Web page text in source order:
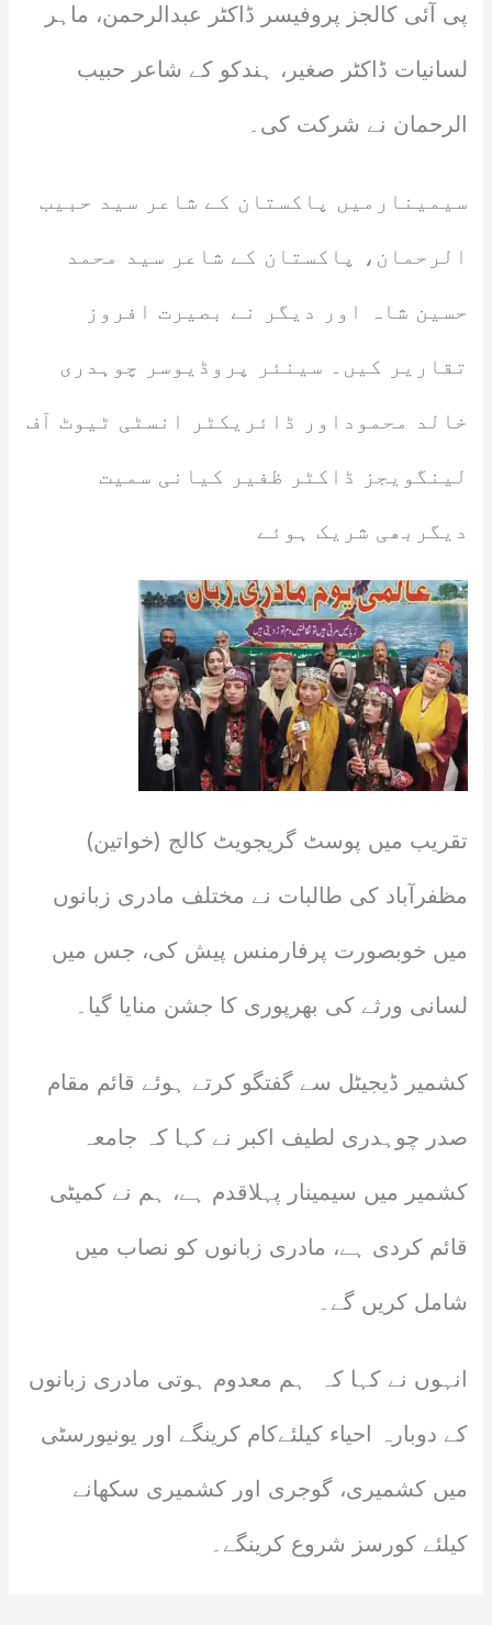
پی آئی کالجز پروفیسر ڈاکٹر عبدالرحمن، ماہر
لسانیات ڈاکٹر صغیر، ہندکو کے شاعر حبیب
الرحمان نے شرکت کی۔
سیمینارمیں پاکستان کے شاعر سید حبیب
الرحمان، پاکستان کے شاعر سید محمد
حسین شاہ اور دیگر نے بصیرت افروز
تقاریر کیں۔ سینئر پروڈیوسر چوہدری
خالد محموداور ڈائریکٹر انسٹی ٹیوٹ آف
لینگویجز ڈاکٹر ظفیر کیانی سمیت
دیگربھی شریک ہوئے
تقریب میں پوسٹ گریجویٹ کالج (خواتین)
مظفرآباد کی طالبات نے مختلف مادری زبانوں
میں خوبصورت پرفارمنس پیش کی، جس میں
لسانی ورثے کی بھرپوری کا جشن منایا گیا۔
کشمیر ڈیجیٹل سے گفتگو کرتے ہوئے قائم مقام
صدر چوہدری لطیف اکبر نے کہا کہ جامعہ
کشمیر میں سیمینار پہلاقدم ہے، ہم نے کمیٹی
قائم کردی ہے، مادری زبانوں کو نصاب میں
شامل کریں گے۔
انہوں نے کہا کہ ہم معدوم ہوتی مادری زبانوں
کے دوبارہ احیاء کیلئےکام کرینگے اور یونیورسٹی
میں کشمیری، گوجری اور کشمیری سکھانے
کیلئے کورسز شروع کرینگے۔